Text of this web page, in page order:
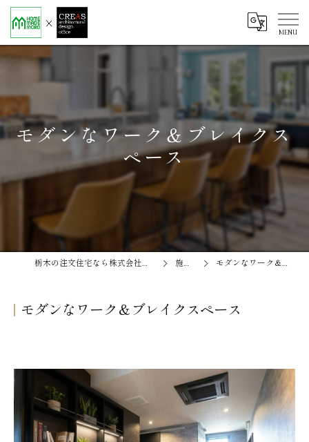
モダンなワーク＆ブレイクス
ペース
栃木の注文住宅なら株式会社ソエル ホームメイド茂呂 施工事例 モダンなワーク＆ブレイクスペース
モダンなワーク＆ブレイクスペース